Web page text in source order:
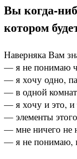
Вы когда-
котором
Наверняка Вам
— я не понимаю
— я хочу одно,
— в одной
— я хочу и это, и
— элементы
— мне ничего не
— я не понимаю,